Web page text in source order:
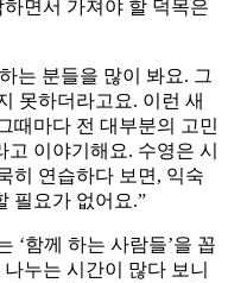
면서 가져야 할 덕목은
는 분들을 많이 봐요. 그
못하더라고요. 이런 새
때마다 전 대부분의 고민
이야기해요. 수영은 시
히 연습하다 보면, 익숙
필요가 없어요.”
‘함께 하는 사람들’을 꼽
누는 시간이 많다 보니